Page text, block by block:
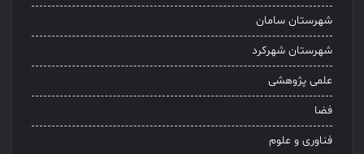
شهرستان سامان
شهرستان شهرکرد
علمی پژوهشی
فضا
فناوری و علوم